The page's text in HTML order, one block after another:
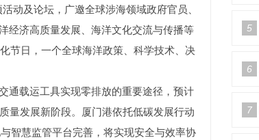
动及论坛，广邀全球涉海领域政府官员、
经济高质量发展、海洋文化交流与传播等
节日，一个全球海洋政策、科学技术、决
通载运工具实现零排放的重要途径，预计
量发展新阶段。厦门港依托低碳发展行动
智慧监管平台完善，将实现安全与效率协
5
6
7